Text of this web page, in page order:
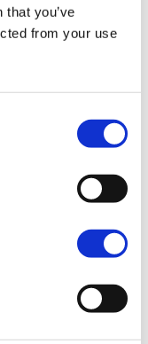
you’ve
from your use